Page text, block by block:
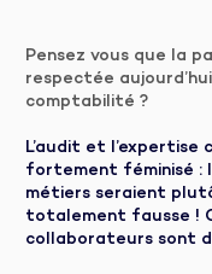
Pensez vous que la
respectée
comptabilité ?
L’audit et
fortement féminisé :
métiers seraient
totalement fausse !
collaborateurs sont